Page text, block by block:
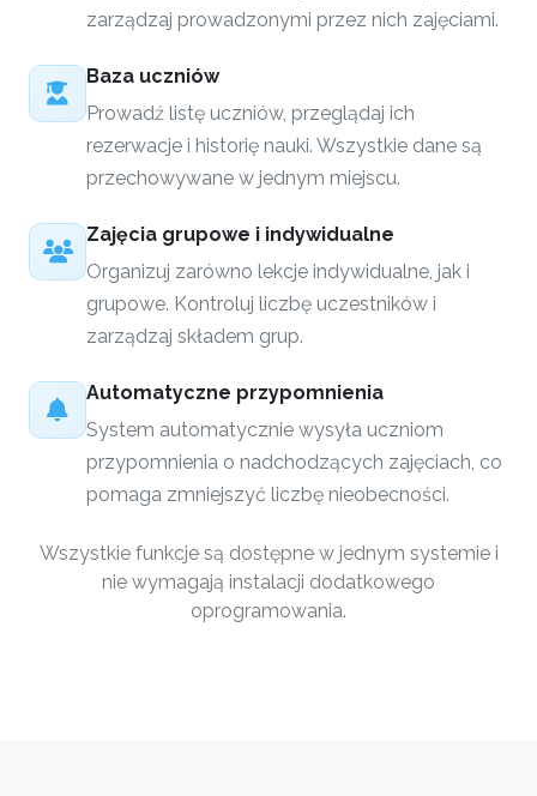
zarządzaj prowadzonymi przez nich zajęciami.
Baza uczniów
Prowadź listę uczniów, przeglądaj ich
rezerwacje i historię nauki. Wszystkie dane są
przechowywane w jednym miejscu.
Zajęcia grupowe i indywidualne
Organizuj zarówno lekcje indywidualne, jak i
grupowe. Kontroluj liczbę uczestników i
zarządzaj składem grup.
Automatyczne przypomnienia
System automatycznie wysyła uczniom
przypomnienia o nadchodzących zajęciach, co
pomaga zmniejszyć liczbę nieobecności.
Wszystkie funkcje są dostępne w jednym systemie i
nie wymagają instalacji dodatkowego
oprogramowania.